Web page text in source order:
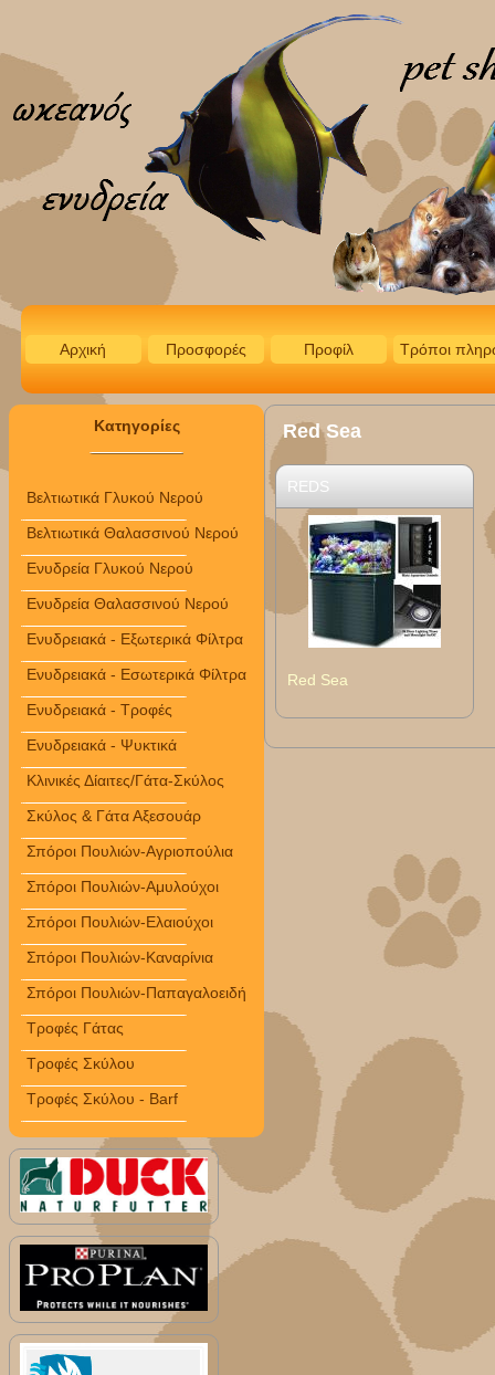
Αρχική Προσφορές Προφίλ Τρόποι
Κατηγορίες
Βελτιωτικά Γλυκού Νερού
Βελτιωτικά Θαλασσινού Νερού
Ενυδρεία Γλυκού Νερού
Ενυδρεία Θαλασσινού Νερού
Ενυδρειακά - Εξωτερικά Φίλτρα
Ενυδρειακά - Εσωτερικά Φίλτρα
Ενυδρειακά - Τροφές
Ενυδρειακά - Ψυκτικά
Κλινικές Δίαιτες/Γάτα-Σκύλος
Σκύλος & Γάτα Αξεσουάρ
Σπόροι Πουλιών-Αγριοπούλια
Σπόροι Πουλιών-Αμυλούχοι
Σπόροι Πουλιών-Ελαιούχοι
Σπόροι Πουλιών-Καναρίνια
Σπόροι Πουλιών-Παπαγαλοειδή
Τροφές Γάτας
Τροφές Σκύλου
Τροφές Σκύλου - Barf
Red Sea
REDS
Red Sea